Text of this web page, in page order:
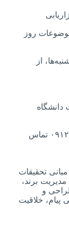
روز
و سه‌شنبه‌ها، از
🔻 برای اطلاعات بیشتر و ثبت‌نام با شماره ۰۹۱۲۴۸۵۰۸۹۱ تماس
تحقیقات
مدیریت برند،
و‌
پیام، خلاقیت